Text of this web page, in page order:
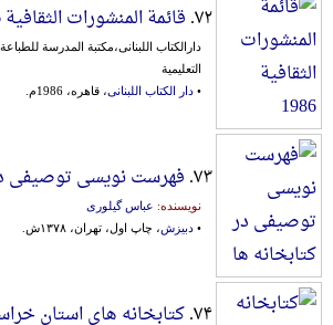
۷۲. قائمة المنشورات الثقافیة 1986
دارالکتاب اللبنانی،مکتبة المدرسة
التعلیمیة
• دار الکتاب اللبنانی، قاهره، 1986م.
۷۳. فهرست نویسی توصیفی
نویسنده: عباس گیلوری
• دبیزش، چاپ اول، تهران، ۱۳۷۸ش.
۷۴. کتابخانه های استان